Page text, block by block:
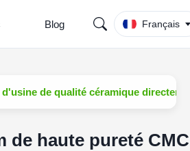
Blog Français
de qualité céramique
de haute pureté CMC